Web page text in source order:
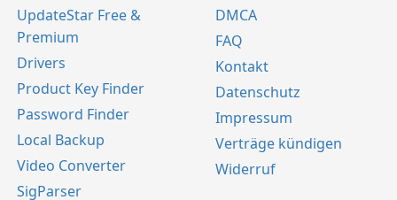
UpdateStar Free &
Premium
Drivers
Product Key Finder
Password Finder
Local Backup
Video Converter
SigParser
DMCA
FAQ
Kontakt
Datenschutz
Impressum
Verträge kündigen
Widerruf